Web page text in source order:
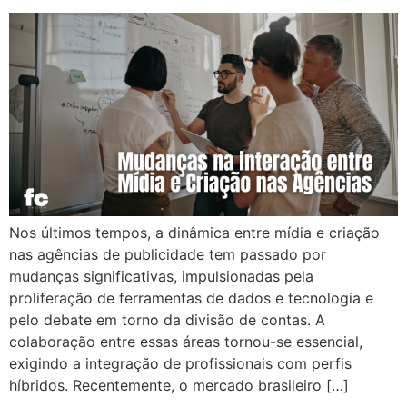
Nos últimos tempos, a dinâmica entre mídia e criação
nas agências de publicidade tem passado por
mudanças significativas, impulsionadas pela
proliferação de ferramentas de dados e tecnologia e
pelo debate em torno da divisão de contas. A
colaboração entre essas áreas tornou-se essencial,
exigindo a integração de profissionais com perfis
híbridos. Recentemente, o mercado brasileiro […]